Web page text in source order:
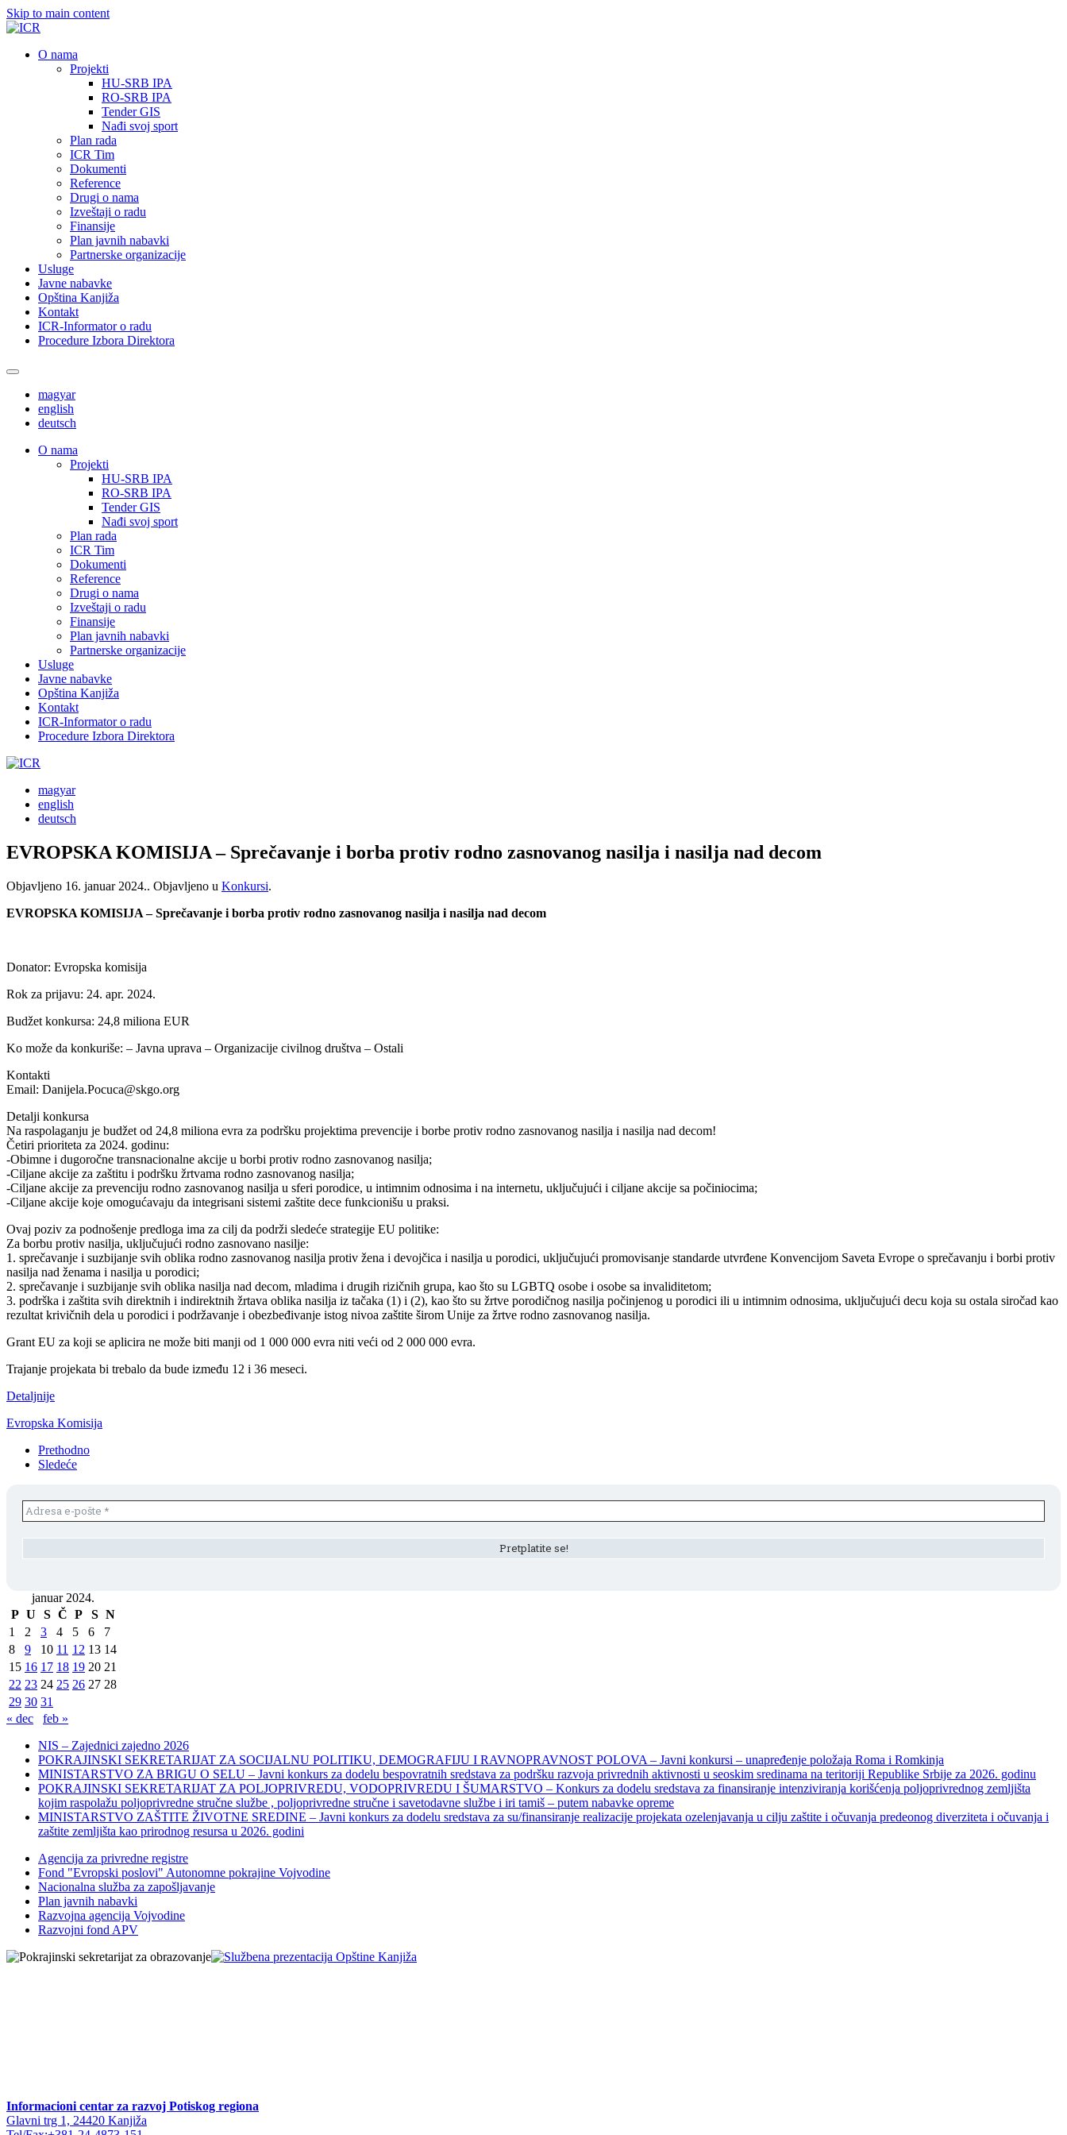
Skip to main content
О nama
Projekti
HU-SRB IPA
RO-SRB IPA
Tender GIS
Nađi svoj sport
Plan rada
ICR Tim
Dokumenti
Reference
Drugi o nama
Izveštaji o radu
Finansije
Plan javnih nabavki
Partnerske organizacije
Usluge
Javne nabavke
Opština Kanjiža
Kontakt
ICR-Informator o radu
Procedure Izbora Direktora
magyar
english
deutsch
О nama
Projekti
HU-SRB IPA
RO-SRB IPA
Tender GIS
Nađi svoj sport
Plan rada
ICR Tim
Dokumenti
Reference
Drugi o nama
Izveštaji o radu
Finansije
Plan javnih nabavki
Partnerske organizacije
Usluge
Javne nabavke
Opština Kanjiža
Kontakt
ICR-Informator o radu
Procedure Izbora Direktora
magyar
english
deutsch
EVROPSKA KOMISIJA – Sprečavanje i borba protiv rodno zasnovanog nasilja i nasilja nad decom
Objavljeno 16. januar 2024.. Objavljeno u Konkursi.
EVROPSKA KOMISIJA – Sprečavanje i borba protiv rodno zasnovanog nasilja i nasilja nad decom
Donator: Evropska komisija
Rok za prijavu: 24. apr. 2024.
Budžet konkursa: 24,8 miliona EUR
Ko može da konkuriše: – Javna uprava – Organizacije civilnog društva – Ostali
Kontakti
Email: Danijela.Pocuca@skgo.org
Detalji konkursa
Na raspolaganju je budžet od 24,8 miliona evra za podršku projektima prevencije i borbe protiv rodno zasnovanog nasilja i nasilja nad decom!
Četiri prioriteta za 2024. godinu:
-Obimne i dugoročne transnacionalne akcije u borbi protiv rodno zasnovanog nasilja;
-Ciljane akcije za zaštitu i podršku žrtvama rodno zasnovanog nasilja;
-Ciljane akcije za prevenciju rodno zasnovanog nasilja u sferi porodice, u intimnim odnosima i na internetu, uključujući i ciljane akcije sa počiniocima;
-Ciljane akcije koje omogućavaju da integrisani sistemi zaštite dece funkcionišu u praksi.
Ovaj poziv za podnošenje predloga ima za cilj da podrži sledeće strategije EU politike:
Za borbu protiv nasilja, uključujući rodno zasnovano nasilje:
1. sprečavanje i suzbijanje svih oblika rodno zasnovanog nasilja protiv žena i devojčica i nasilja u porodici, uključujući promovisanje standarde utvrđene Konvencijom Saveta Evrope o sprečavanju i borbi protiv
nasilja nad ženama i nasilja u porodici;
2. sprečavanje i suzbijanje svih oblika nasilja nad decom, mladima i drugih rizičnih grupa, kao što su LGBTQ osobe i osobe sa invaliditetom;
3. podrška i zaštita svih direktnih i indirektnih žrtava oblika nasilja iz tačaka (1) i (2), kao što su žrtve porodičnog nasilja počinjenog u porodici ili u intimnim odnosima, uključujući decu koja su ostala siročad kao
rezultat krivičnih dela u porodici i podržavanje i obezbeđivanje istog nivoa zaštite širom Unije za žrtve rodno zasnovanog nasilja.
Grant EU za koji se aplicira ne može biti manji od 1 000 000 evra niti veći od 2 000 000 evra.
Trajanje projekata bi trebalo da bude između 12 i 36 meseci.
Detaljnije
Evropska Komisija
Prethodno
Sledeće
januar 2024.
P U S Č P S N
1
2 3 4 5 6
7
8
9 10 11 12 13 14
15 16 17 18 19 20 21
22 23 24 25 26 27 28
29 30 31
« dec
feb »
NIS – Zajednici zajedno 2026
POKRAJINSKI SEKRETARIJAT ZA SOCIJALNU POLITIKU, DEMOGRAFIJU I RAVNOPRAVNOST POLOVA – Javni konkursi – unapređenje položaja Roma i Romkinja
MINISTARSTVO ZA BRIGU O SELU – Javni konkurs za dodelu bespovratnih sredstava za podršku razvoja privrednih aktivnosti u seoskim sredinama na teritoriji Republike Srbije za 2026. godinu
POKRAJINSKI SEKRETARIJAT ZA POLJOPRIVREDU, VODOPRIVREDU I ŠUMARSTVO – Konkurs za dodelu sredstava za finansiranje intenziviranja korišćenja poljoprivrednog zemljišta
kojim raspolažu poljoprivredne stručne službe , poljoprivredne stručne i savetodavne službe i iri tamiš ‒ putem nabavke opreme
MINISTARSTVO ZAŠTITE ŽIVOTNE SREDINE – Javni konkurs za dodelu sredstava za su/finansiranje realizacije projekata ozelenjavanja u cilju zaštite i očuvanja predeonog diverziteta i očuvanja i
zaštite zemljišta kao prirodnog resursa u 2026. godini
Agencija za privredne registre
Fond "Evropski poslovi" Autonomne pokrajine Vojvodine
Nacionalna služba za zapošljavanje
Plan javnih nabavki
Razvojna agencija Vojvodine
Razvojni fond APV
Informacioni centar za razvoj Potiskog regiona
Glavni trg 1, 24420 Kanjiža